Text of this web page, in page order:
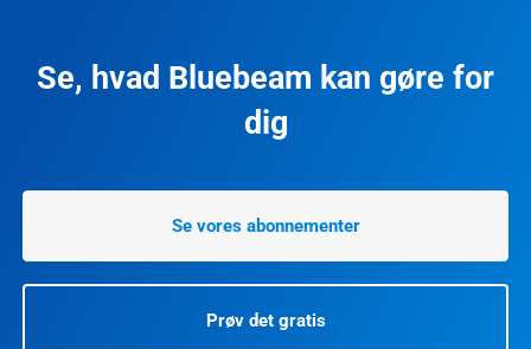
Se, hvad Bluebeam kan gøre for
dig
Se vores abonnementer
Prøv det gratis